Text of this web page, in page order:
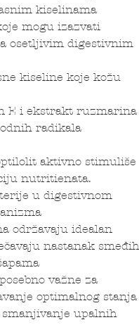
kiselinama
mogu izazvati
osetljivim digestivnim
kiseline koje kožu
i ekstrakt ruzmarina
radikala
aktivno stimuliše
nutritienata.
u digestivnom
idealan
nastanak smeđih
važne za
optimalnog stanja
upalnih